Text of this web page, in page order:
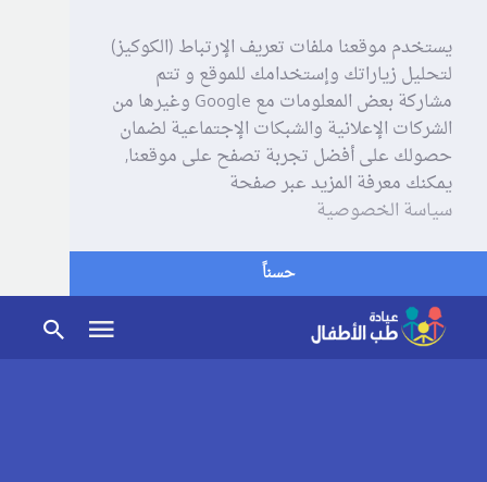
يستخدم موقعنا ملفات تعريف الإرتباط (الكوكيز)
لتحليل زياراتك وإستخدامك للموقع و تتم
مشاركة بعض المعلومات مع Google وغيرها من
الشركات الإعلانية والشبكات الإجتماعية لضمان
حصولك على أفضل تجربة تصفح على موقعنا,
يمكنك معرفة المزيد عبر صفحة
سياسة الخصوصية
حسناً